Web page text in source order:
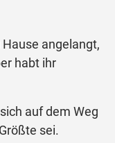
angelangt,
habt ihr
auf dem Weg
sei.